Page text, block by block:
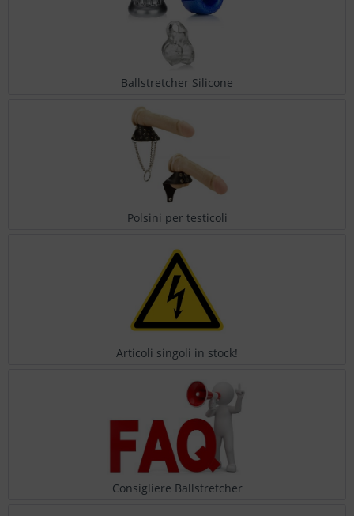
Ballstretcher Silicone
Polsini per testicoli
Articoli singoli in stock!
Consigliere Ballstretcher